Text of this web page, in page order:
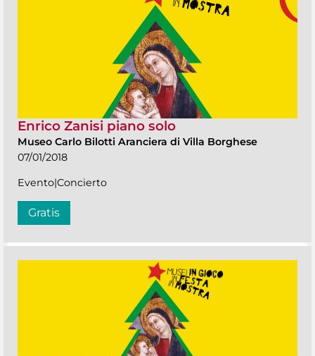
Enrico Zanisi piano solo
Museo Carlo Bilotti Aranciera di Villa Borghese
07/01/2018
Evento|Concierto
Gratis